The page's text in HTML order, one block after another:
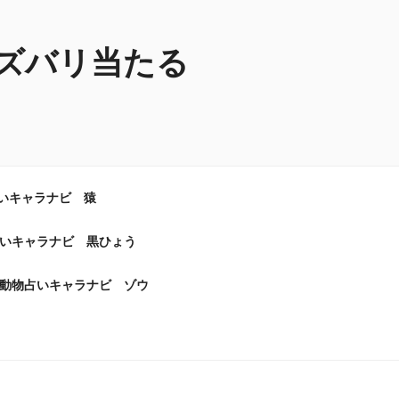
バリ当たる
キャラナビ 猿
キャラナビ 黒ひょう
動物占いキャラナビ ゾウ